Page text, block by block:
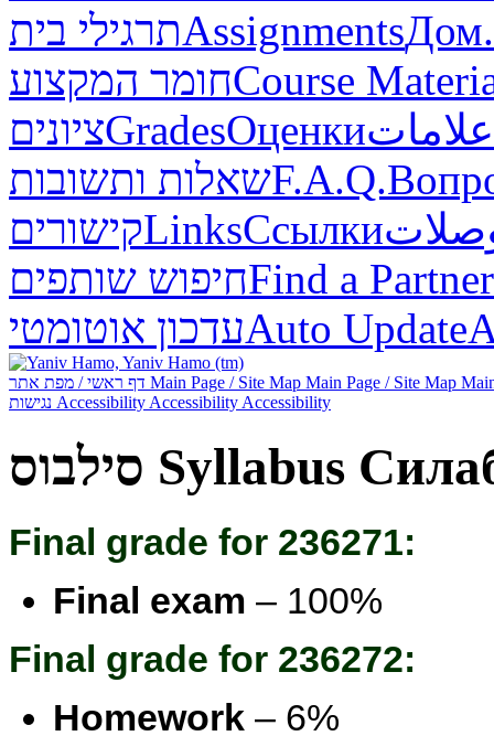
תרגילי ביתAssignmentsДом.
חומר המקצועCourse
ציוניםGradesОценкиعلامات
שאלות ותשובותF.A.Q.
קישוריםLinksСсылки
חיפוש שותפיםFind a Partner
עדכון אוטומטיAuto Update
Main Page / Site Map Main Page / Site Map
Accessibility Accessibility Accessibility
סילבוס Syllabus
Final grade for 236271:
Final exam – 100%
Final grade for 236272:
Homework – 6%